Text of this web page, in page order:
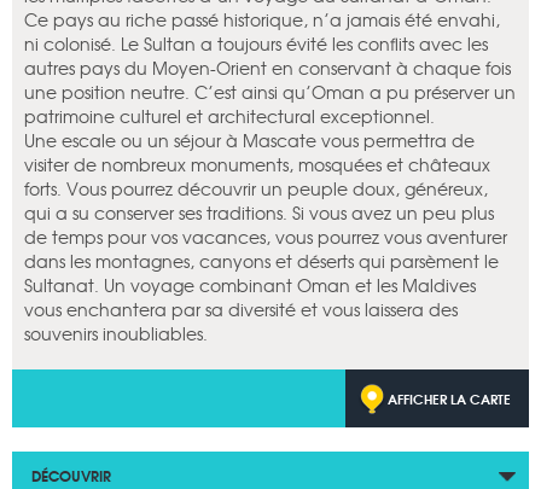
Ce pays au riche passé historique, n’a jamais été envahi,
ni colonisé. Le Sultan a toujours évité les conflits avec les
autres pays du Moyen-Orient en conservant à chaque fois
une position neutre. C’est ainsi qu’Oman a pu préserver un
patrimoine culturel et architectural exceptionnel.
Une escale ou un séjour à Mascate vous permettra de
visiter de nombreux monuments, mosquées et châteaux
forts. Vous pourrez découvrir un peuple doux, généreux,
qui a su conserver ses traditions. Si vous avez un peu plus
de temps pour vos vacances, vous pourrez vous aventurer
dans les montagnes, canyons et déserts qui parsèment le
Sultanat. Un voyage combinant Oman et les Maldives
vous enchantera par sa diversité et vous laissera des
souvenirs inoubliables.
AFFICHER LA CARTE
DÉCOUVRIR